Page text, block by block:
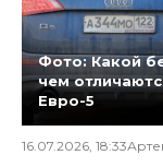
Фото: Какой
чем
Евро-5
16.07.2026, 18:33